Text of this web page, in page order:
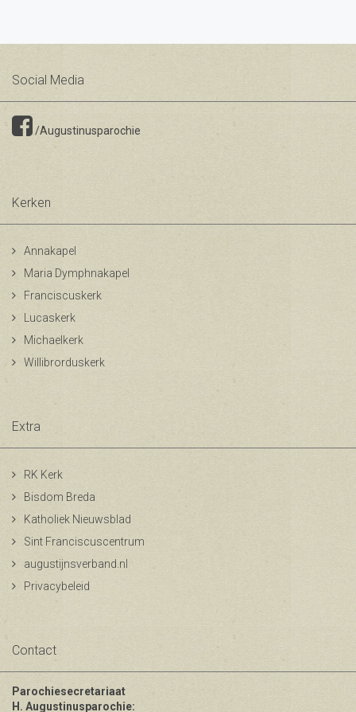
Social Media
/Augustinusparochie
Kerken
Annakapel
Maria Dymphnakapel
Franciscuskerk
Lucaskerk
Michaelkerk
Willibrorduskerk
Extra
RK Kerk
Bisdom Breda
Katholiek Nieuwsblad
Sint Franciscuscentrum
augustijnsverband.nl
Privacybeleid
Contact
Parochiesecretariaat
H. Augustinusparochie: